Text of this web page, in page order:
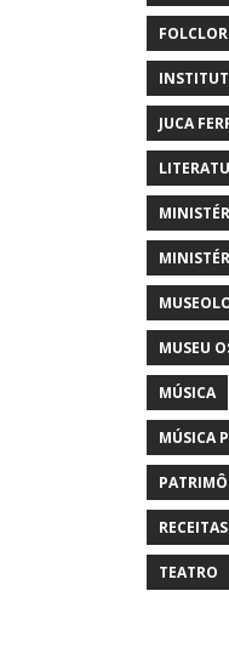
JUCA
MUSEU
MÚSICA
MÚSICA
RECEITAS
TEATRO